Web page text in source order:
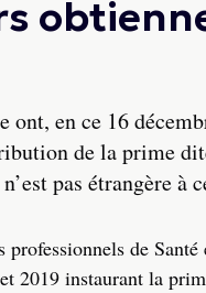
en ce 16
de la prime
pas étrangère à
de
2019 instaurant la